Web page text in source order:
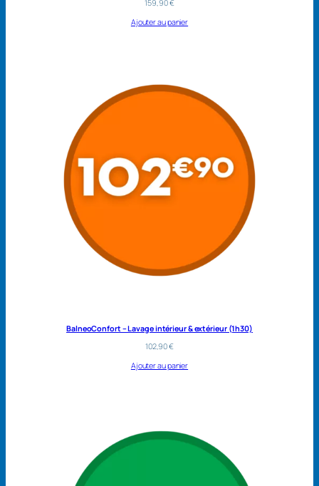
159,90€
Ajouter au panier
BalneoConfort – Lavage intérieur & extérieur (1h30)
102,90€
Ajouter au panier